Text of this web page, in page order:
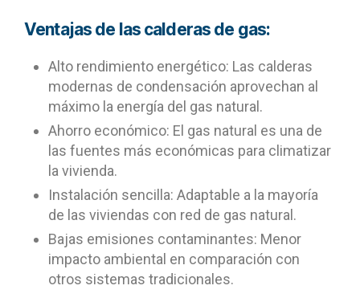
Ventajas de las calderas de gas:
Alto rendimiento energético: Las calderas
modernas de condensación aprovechan al
máximo la energía del gas natural.
Ahorro económico: El gas natural es una de
las fuentes más económicas para climatizar
la vivienda.
Instalación sencilla: Adaptable a la mayoría
de las viviendas con red de gas natural.
Bajas emisiones contaminantes: Menor
impacto ambiental en comparación con
otros sistemas tradicionales.